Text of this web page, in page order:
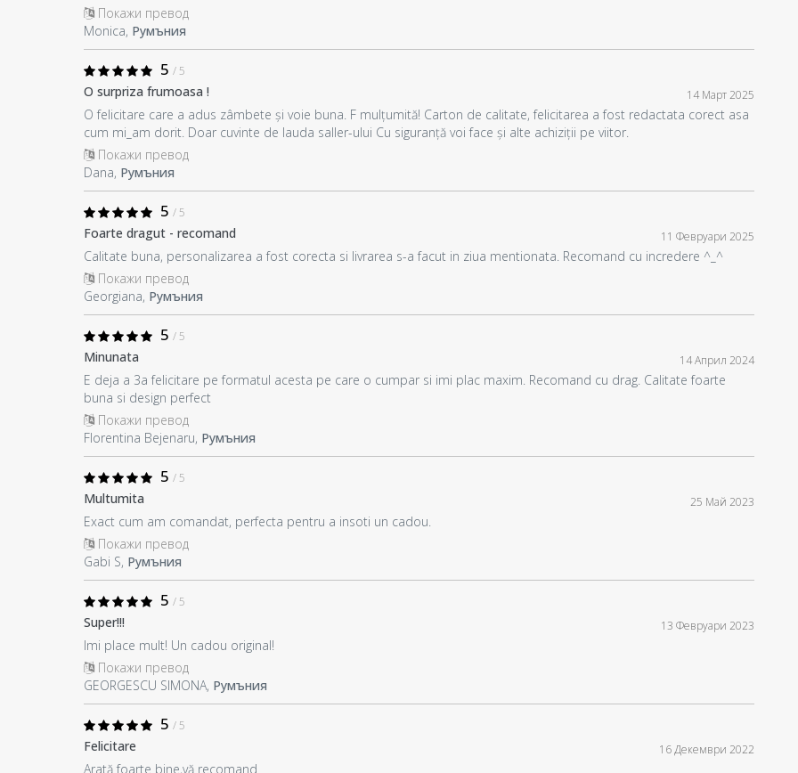
Покажи превод
Monica, Румъния
5 / 5
O surpriza frumoasa ! 14 Март 2025
O felicitare care a adus zâmbete și voie buna. F mulțumită! Carton de calitate, felicitarea a fost redactata corect asa
cum mi_am dorit. Doar cuvinte de lauda saller-ului Cu siguranță voi face și alte achiziții pe viitor.
Покажи превод
Dana, Румъния
5 / 5
Foarte dragut - recomand 11 Февруари 2025
Calitate buna, personalizarea a fost corecta si livrarea s-a facut in ziua mentionata. Recomand cu incredere ^_^
Покажи превод
Georgiana, Румъния
5 / 5
Minunata 14 Април 2024
E deja a 3a felicitare pe formatul acesta pe care o cumpar si imi plac maxim. Recomand cu drag. Calitate foarte
buna si design perfect
Покажи превод
Florentina Bejenaru, Румъния
5 / 5
Multumita 25 Май 2023
Exact cum am comandat, perfecta pentru a insoti un cadou.
Покажи превод
Gabi S, Румъния
5 / 5
Super!!! 13 Февруари 2023
Imi place mult! Un cadou original!
Покажи превод
GEORGESCU SIMONA, Румъния
5 / 5
Felicitare 16 Декември 2022
Arată foarte bine,vă recomand